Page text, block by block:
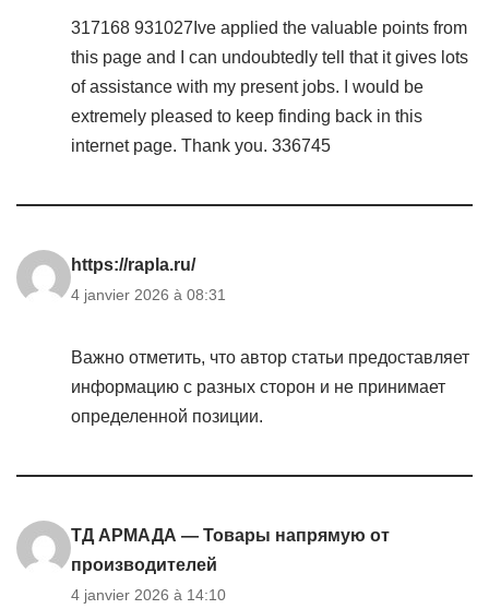
317168 931027Ive applied the valuable points from
this page and I can undoubtedly tell that it gives lots
of assistance with my present jobs. I would be
extremely pleased to keep finding back in this
internet page. Thank you. 336745
https://rapla.ru/
4 janvier 2026 à 08:31
Важно отметить, что автор статьи предоставляет
информацию с разных сторон и не принимает
определенной позиции.
ТД АРМАДА — Товары напрямую от
производителей
4 janvier 2026 à 14:10